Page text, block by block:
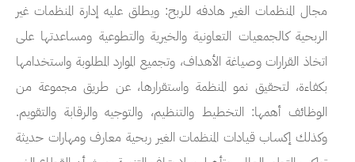
مجال المنظمات الغير هادفه للربح: ويطلق عليه إدارة المنظمات غير
الربحية كالجمعيات التعاونية والخيرية والتطوعية ومساعدتها على
اتخاذ القرارات وصياغة الأهداف، وتجميع الموارد المطلوبة واستخدامها
بكفاءة، لتحقيق نمو المنظمة واستقرارها، عن طريق مجموعة من
الوظائف أهمها: التخطيط والتنظيم، والتوجيه والرقابة والتقويم.
وكذلك إكساب قيادات المنظمات الغير ربحية معارف ومهارات حديثة